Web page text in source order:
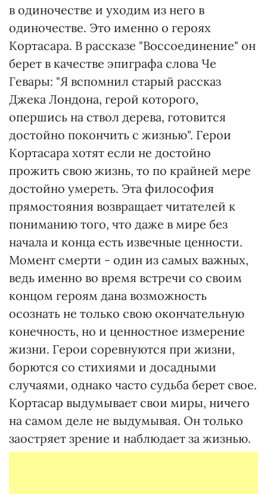
в одиночестве и уходим из него в
одиночестве. Это именно о героях
Кортасара. В рассказе "Воссоединение" он
берет в качестве эпиграфа слова Че
Гевары: "Я вспомнил старый рассказ
Джека Лондона, герой которого,
опершись на ствол дерева, готовится
достойно покончить с жизнью". Герои
Кортасара хотят если не достойно
прожить свою жизнь, то по крайней мере
достойно умереть. Эта философия
прямостояния возвращает читателей к
пониманию того, что даже в мире без
начала и конца есть извечные ценности.
Момент смерти - один из самых важных,
ведь именно во время встречи со своим
концом героям дана возможность
осознать не только свою окончательную
конечность, но и ценностное измерение
жизни. Герои соревнуются при жизни,
борются со стихиями и досадными
случаями, однако часто судьба берет свое.
Кортасар выдумывает свои миры, ничего
на самом деле не выдумывая. Он только
заостряет зрение и наблюдает за жизнью.